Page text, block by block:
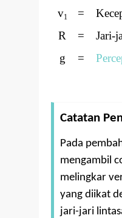
v1 =
R
=
Jari-
g
=
Catatan
Pada
mengambil
melingkar
yang diikat
jari-jari